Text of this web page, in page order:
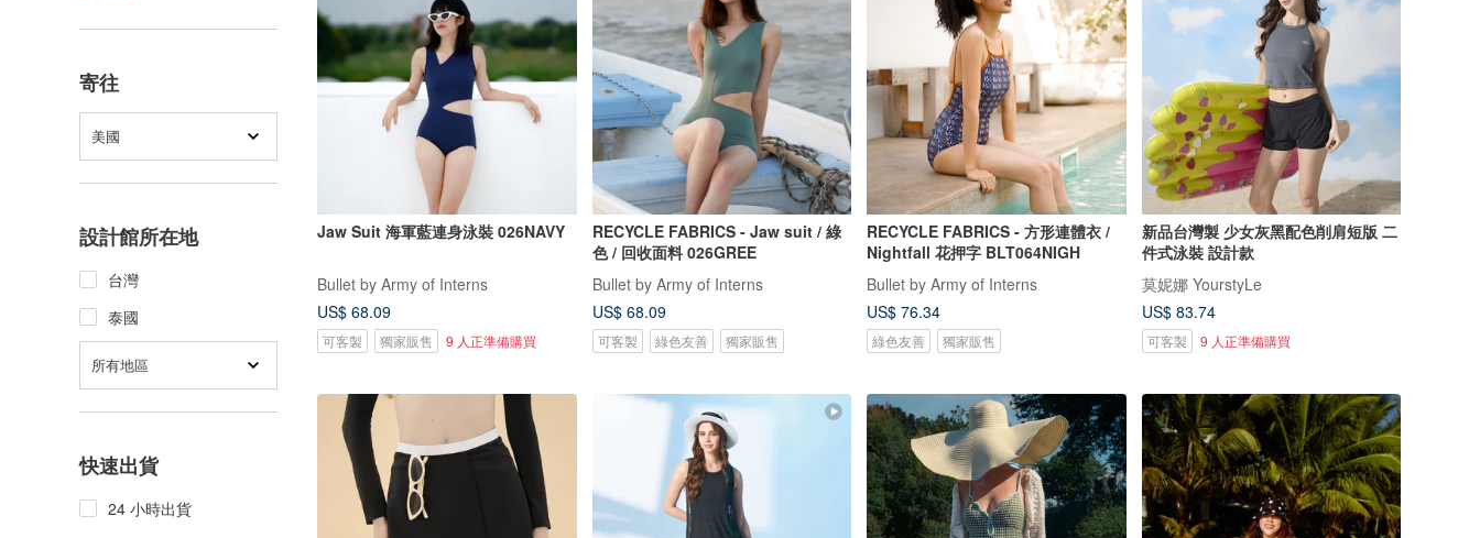
寄往
美國
設計館所在地
台灣
泰國
所有地區
快速出貨
24 小時出貨
Jaw Suit 海軍藍連身泳裝 026NAVY
Bullet by Army of Interns
US$ 68.09
可客製 獨家販售 9 人正準備購買
RECYCLE FABRICS - Jaw suit / 綠
色 / 回收面料 026GREE
Bullet by Army of Interns
US$ 68.09
可客製 綠色友善 獨家販售
RECYCLE FABRICS - 方形連體衣 /
Nightfall 花押字 BLT064NIGH
Bullet by Army of Interns
US$ 76.34
綠色友善 獨家販售
新品台灣製 少女灰黑配色削肩短版 二
件式泳裝 設計款
莫妮娜 YourstyLe
US$ 83.74
可客製 9 人正準備購買